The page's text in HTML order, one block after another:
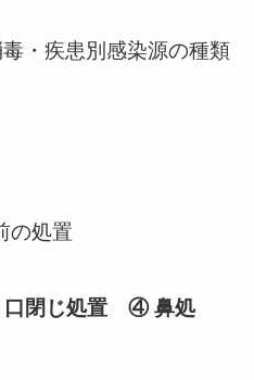
・疾患別感染源の種類
の処置
口閉じ処置 ④鼻処